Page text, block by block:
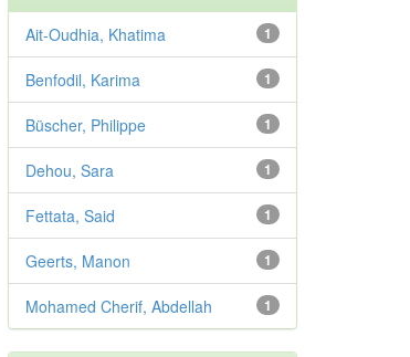
1
Ait-Oudhia, Khatima
1
Benfodil, Karima
1
Büscher, Philippe
1
Dehou, Sara
1
Fettata, Said
1
Geerts, Manon
1
Mohamed Cherif, Abdellah